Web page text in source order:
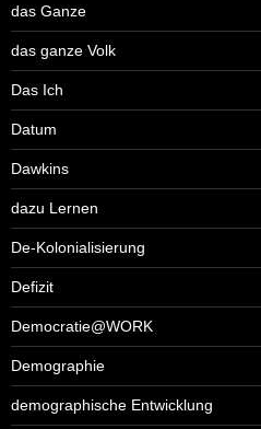
das Ganze
das ganze Volk
Das Ich
Datum
Dawkins
dazu Lernen
De-Kolonialisierung
Defizit
Democratie@WORK
Demographie
demographische Entwicklung